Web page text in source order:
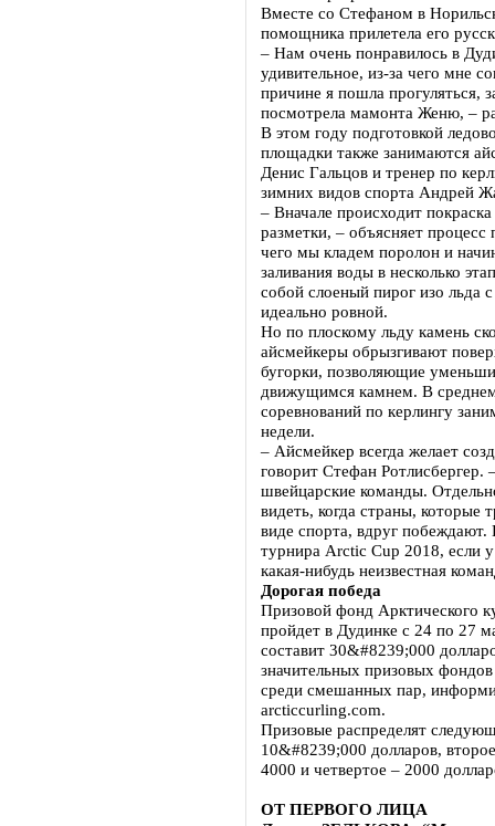
Вместе со Стефаном в
помощника прилетела его
– Нам очень понравилось в
удивительное, из-за чего мне
причине я пошла прогуляться,
посмотрела мамонта Женю, –
В этом году подготовкой
площадки также занимаются
Денис Гальцов и тренер по
зимних видов спорта Андрей
– Вначале происходит
разметки, – объясняет
чего мы кладем поролон и
заливания воды в несколько
собой слоеный пирог изо льда
идеально ровной.
Но по плоскому льду камень
айсмейкеры обрызгивают
бугорки, позволяющие
движущимся камнем. В
соревнований по керлингу
недели.
– Айсмейкер всегда желает
говорит Стефан Ротлисбергер.
швейцарские команды.
видеть, когда страны, которые
виде спорта, вдруг
турнира Arctic Cup 2018, если
какая-нибудь неизвестная
Дорогая победа
Призовой фонд Арктического
пройдет в Дудинке с 24 по 27
составит 30&#8239;000
значительных призовых
среди смешанных пар,
arcticcurling.com.
Призовые распределят
10&#8239;000 долларов,
4000 и четвертое – 2000
ОТ ПЕРВОГО ЛИЦА